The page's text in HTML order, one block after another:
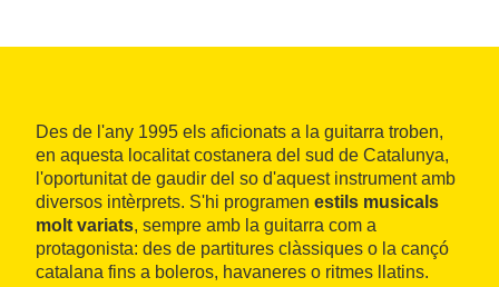
Des de l'any 1995 els aficionats a la guitarra troben,
en aquesta localitat costanera del sud de Catalunya,
l'oportunitat de gaudir del so d'aquest instrument amb
diversos intèrprets. S'hi programen estils musicals
molt variats, sempre amb la guitarra com a
protagonista: des de partitures clàssiques o la cançó
catalana fins a boleros, havaneres o ritmes llatins.